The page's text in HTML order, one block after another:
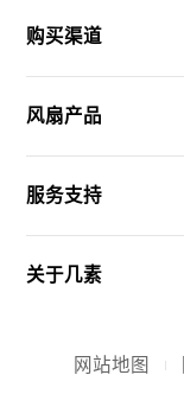
购买渠道
风扇产品
服务支持
关于几素
网站地图